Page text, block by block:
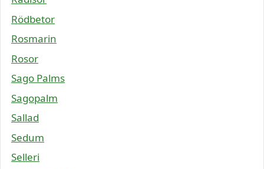
Rödbetor
Rosmarin
Rosor
Sago Palms
Sagopalm
Sallad
Sedum
Selleri